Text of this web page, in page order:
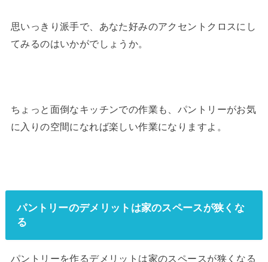
思いっきり派手で、あなた好みのアクセントクロスにし
てみるのはいかがでしょうか。
ちょっと面倒なキッチンでの作業も、パントリーがお気
に入りの空間になれば楽しい作業になりますよ。
パントリーのデメリットは家のスペースが狭くな
る
パントリーを作るデメリットは家のスペースが狭くなる